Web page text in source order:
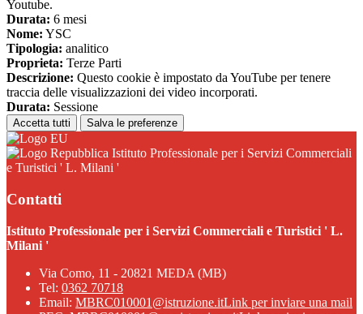
Youtube.
Durata: 6 mesi
Nome: YSC
Tipologia: analitico
Proprieta: Terze Parti
Descrizione: Questo cookie è impostato da YouTube per tenere
traccia delle visualizzazioni dei video incorporati.
Durata: Sessione
Accetta tutti Salva le preferenze
Istituto Professionale per i Servizi Commerciali
e Turistici ' L. Milani '
Contatti
Istituto Professionale per i Servizi Commerciali e Turistici ' L.
Milani '
Via Como, 11 - 20821 MEDA (MB)
Tel: 0362 70718
Email: MBRC010001@istruzione.itLink per inviare una mail